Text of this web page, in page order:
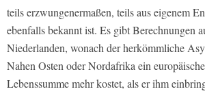
teils erzwungenermaßen, teils aus eigenem
ebenfalls bekannt ist. Es gibt Berechnungen
Niederlanden, wonach der herkömmliche
Nahen Osten oder Nordafrika ein
Lebenssumme mehr kostet, als er ihm